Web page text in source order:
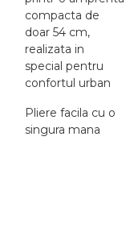
compacta de
doar 54 cm,
realizata in
special pentru
confortul urban
Pliere facila cu o
singura mana